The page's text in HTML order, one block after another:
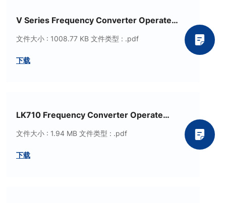
V Series Frequency Converter Operate
Manual
文件大小 : 1008.77 KB 文件类型 : .pdf
下载
LK710 Frequency Converter Operate
Manual
文件大小 : 1.94 MB 文件类型 : .pdf
下载